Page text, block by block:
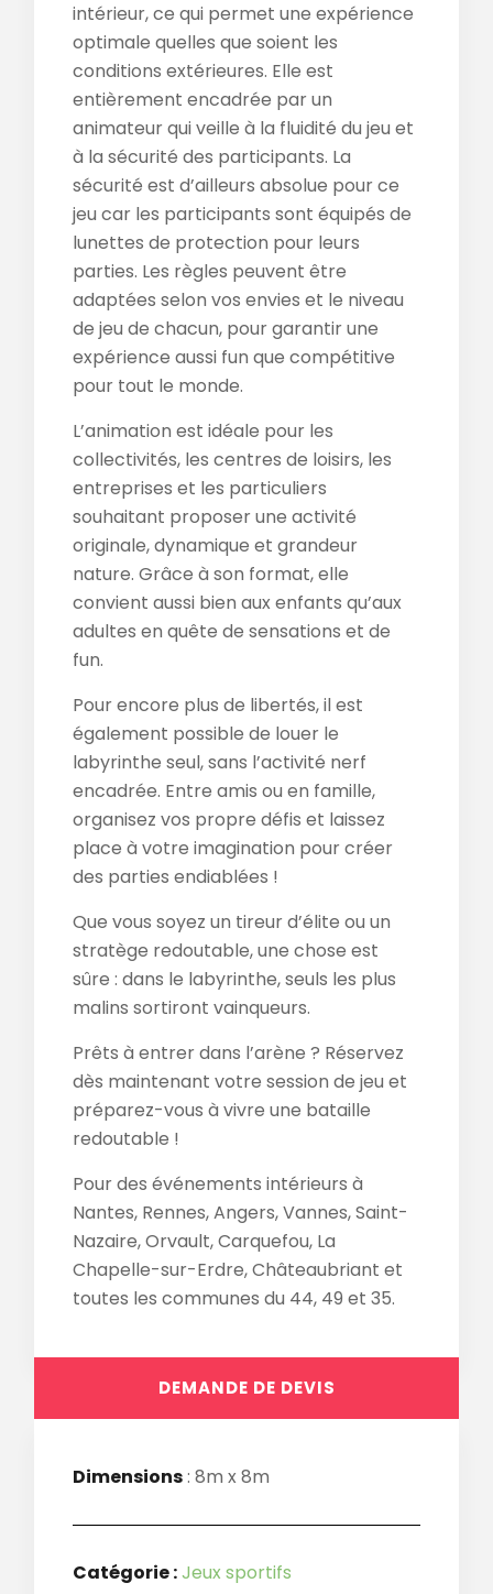
intérieur, ce qui permet une expérience
optimale quelles que soient les
conditions extérieures. Elle est
entièrement encadrée par un
animateur qui veille à la fluidité du jeu et
à la sécurité des participants. La
sécurité est d’ailleurs absolue pour ce
jeu car les participants sont équipés de
lunettes de protection pour leurs
parties. Les règles peuvent être
adaptées selon vos envies et le niveau
de jeu de chacun, pour garantir une
expérience aussi fun que compétitive
pour tout le monde.
L’animation est idéale pour les
collectivités, les centres de loisirs, les
entreprises et les particuliers
souhaitant proposer une activité
originale, dynamique et grandeur
nature. Grâce à son format, elle
convient aussi bien aux enfants qu’aux
adultes en quête de sensations et de
fun.
Pour encore plus de libertés, il est
également possible de louer le
labyrinthe seul, sans l’activité nerf
encadrée. Entre amis ou en famille,
organisez vos propre défis et laissez
place à votre imagination pour créer
des parties endiablées !
Que vous soyez un tireur d’élite ou un
stratège redoutable, une chose est
sûre : dans le labyrinthe, seuls les plus
malins sortiront vainqueurs.
Prêts à entrer dans l’arène ? Réservez
dès maintenant votre session de jeu et
préparez-vous à vivre une bataille
redoutable !
Pour des événements intérieurs à
Nantes, Rennes, Angers, Vannes, Saint-
Nazaire, Orvault, Carquefou, La
Chapelle-sur-Erdre, Châteaubriant et
toutes les communes du 44, 49 et 35.
DEMANDE DE DEVIS
Dimensions: 8m x 8m
Catégorie :Jeux sportifs